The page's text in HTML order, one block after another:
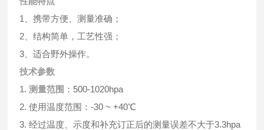
1、携带方便、测量准确；
2、结构简单，工艺性强；
3、适合野外操作。
技术参数
1. 测量范围 ：500-1020hpa
2. 使用温度范围：-30 ~ +40℃
3. 经过温度、示度和补充订正后的测量误差不大于3.3hpa